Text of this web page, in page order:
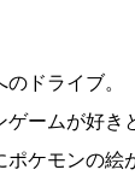
のドライブ。
ームが好き
ポケモンの絵